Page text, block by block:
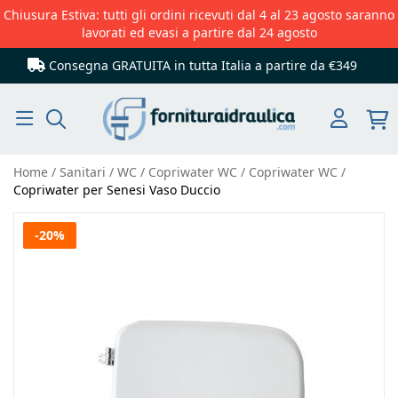
Chiusura Estiva: tutti gli ordini ricevuti dal 4 al 23 agosto saranno
lavorati ed evasi a partire dal 24 agosto
Consegna GRATUITA in tutta Italia a partire da €349
Home Sanitari WC Copriwater WC
Copriwater WC
Copriwater per Senesi Vaso Duccio
Vai
-20%